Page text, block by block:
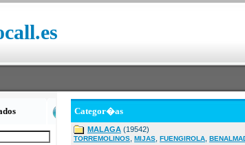
Categor�as
MALAGA (19542)
TORREMOLINOS MIJAS FUENGIROLA